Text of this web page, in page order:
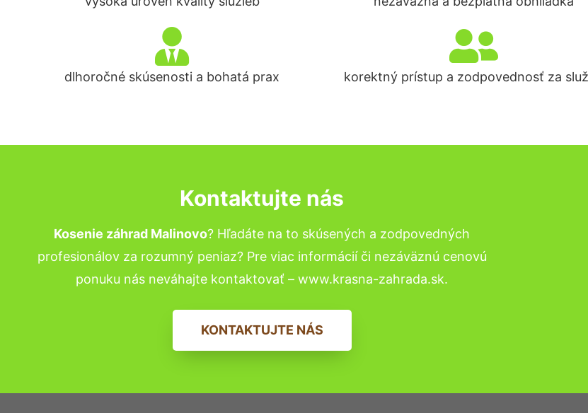
dlhoročné skúsenosti a bohatá prax korektný prístup a zodpovednosť za
Kontaktujte nás
Kosenie záhrad Malinovo? Hľadáte na to skúsených a zodpovedných
profesionálov za rozumný peniaz? Pre viac informácií či nezáväznú cenovú
ponuku nás neváhajte kontaktovať – www.krasna-zahrada.sk.
KONTAKTUJTE NÁS